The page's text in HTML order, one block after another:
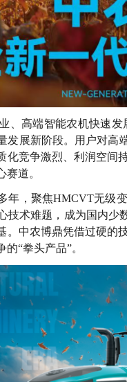
、高端智能农机快速
发展新阶段。用户对高
化竞争激烈、利润空间
道。
年，聚焦HMCVT无级
技术难题，成为国内
。中农博鼎凭借过硬的
“拳头产品”。